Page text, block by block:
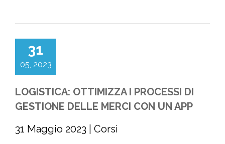
31
05, 2023
LOGISTICA: OTTIMIZZA I PROCESSI DI
GESTIONE DELLE MERCI CON UN APP
31 Maggio 2023
Corsi